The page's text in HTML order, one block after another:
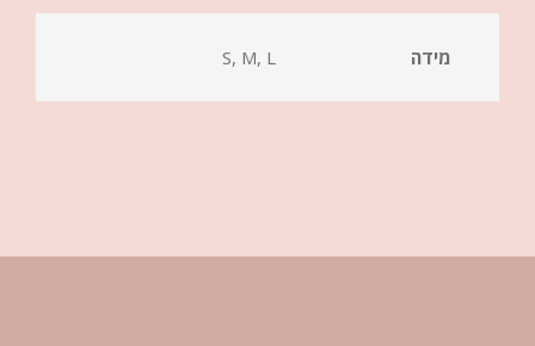
מידה S, M, L